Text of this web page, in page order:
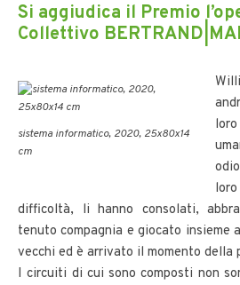
Si aggiudica il Premio
Collettivo
sistema informatico, 2020, 25x80x14
cm
difficoltà, li hanno consolati,
tenuto compagnia e giocato insieme
vecchi ed è arrivato il momento della
I circuiti di cui sono composti non